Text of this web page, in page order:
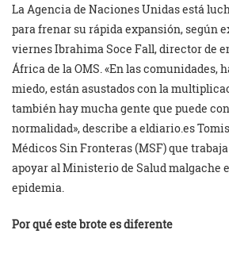
La Agencia de Naciones Unidas está
para frenar su rápida expansión, según
viernes Ibrahima Soce Fall, director de
África de la OMS. «En las comunidades,
miedo, están asustados con la
también hay mucha gente que puede
normalidad», describe a eldiario.es
Médicos Sin Fronteras (MSF) que
apoyar al Ministerio de Salud malgache
epidemia.
Por qué este brote es diferente